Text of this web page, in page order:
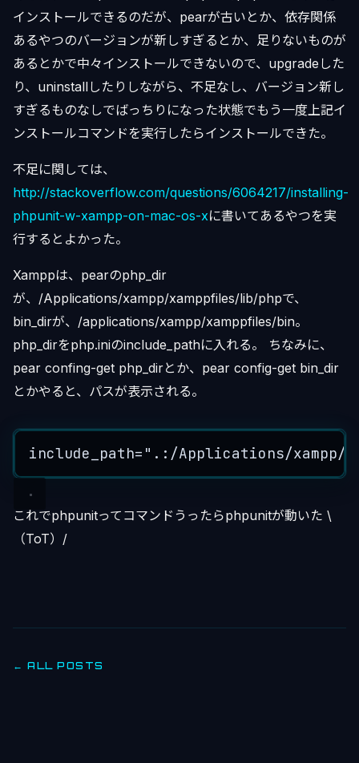
インストールできるのだが、pearが古いとか、依存関係
あるやつのバージョンが新しすぎるとか、足りないものが
あるとかで中々インストールできないので、upgradeした
り、uninstallしたりしながら、不足なし、バージョン新し
すぎるものなしでばっちりになった状態でもう一度上記イ
ンストールコマンドを実行したらインストールできた。
不足に関しては、
http://stackoverflow.com/questions/6064217/installing-
phpunit-w-xampp-on-mac-os-xに書いてあるやつを実
行するとよかった。
Xamppは、pearのphp_dir
が、/Applications/xampp/xamppfiles/lib/phpで、
bin_dirが、/applications/xampp/xamppfiles/bin。
php_dirをphp.iniのinclude_pathに入れる。 ちなみに、
pear confing-get php_dirとか、pear config-get bin_dir
とかやると、パスが表示される。
include_path= " .:/Applications/xampp/
これでphpunitってコマンドうったらphpunitが動いた \
（ToT）/
← ALL POSTS